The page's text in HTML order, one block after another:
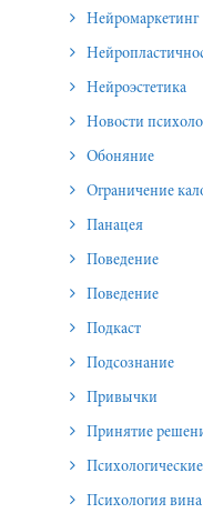
Нейромаркетинг
Нейроэстетика
Новости
Обоняние
Ограничение
Панацея
Поведение
Поведение
Подкаст
Подсознание
Привычки
Принятие
Психологические методы
Психология вина